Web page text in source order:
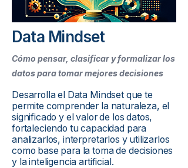
Data Mindset
Cómo pensar, clasificar y formalizar los
datos para tomar mejores decisiones
Desarrolla el Data Mindset que te
permite comprender la naturaleza, el
significado y el valor de los datos,
fortaleciendo tu capacidad para
analizarlos, interpretarlos y utilizarlos
como base para la toma de decisiones
y la inteligencia artificial.